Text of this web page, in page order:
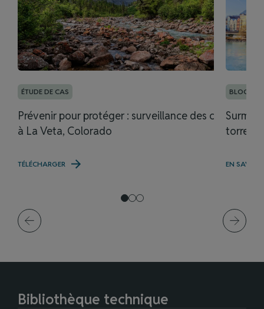
ÉTUDE DE CAS
Prévenir pour protéger : surveillance des crues
à La Veta, Colorado
TÉLÉCHARGER
BLOG
EN SAVOIR
Bibliothèque technique